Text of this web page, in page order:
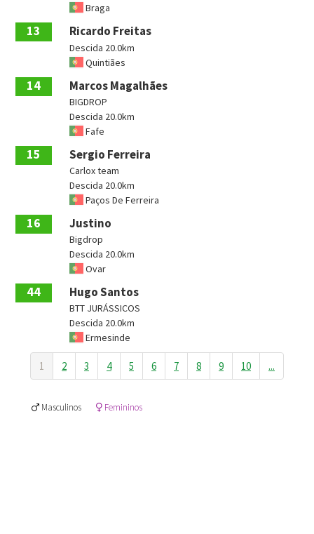
Braga
13 Ricardo Freitas
Descida 20.0km
Quintiães
14 Marcos Magalhães
BIGDROP
Descida 20.0km
Fafe
15 Sergio Ferreira
Carlox team
Descida 20.0km
Paços De Ferreira
16 Justino
Bigdrop
Descida 20.0km
Ovar
44 Hugo Santos
BTT JURÁSSICOS
Descida 20.0km
Ermesinde
1 2 3 4 5 6 7 8 9 10 ...
Masculinos Femininos